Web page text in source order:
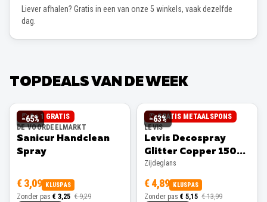
Liever afhalen? Gratis in een van onze 5 winkels, vaak dezelfde
dag.
TOPDEALS VAN DE WEEK
−65%
2 + 1 GRATIS
DE VOORDEELMARKT
Sanicur Handclean
Spray
€ 3,09 KLUSPAS
Zonder pas € 3,25 € 9,29
−63%
GRATIS METAALSPONS
LEVIS
Levis Decospray
Glitter Copper 150ml
Zijdeglans
Zijdeglans
€ 4,89 KLUSPAS
Zonder pas € 5,15 € 13,99